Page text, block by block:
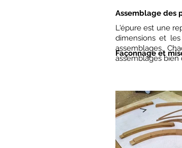
Assemblage des
L'épure est une
dimensions et
assemblages.
assemblages bien
Façonnage et